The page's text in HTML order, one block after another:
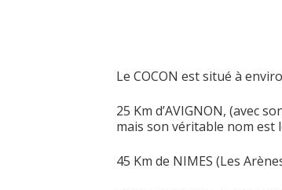
Le COCON est situé à
25 Km d’AVIGNON, (avec
mais son véritable nom est
45 Km de NIMES (Les